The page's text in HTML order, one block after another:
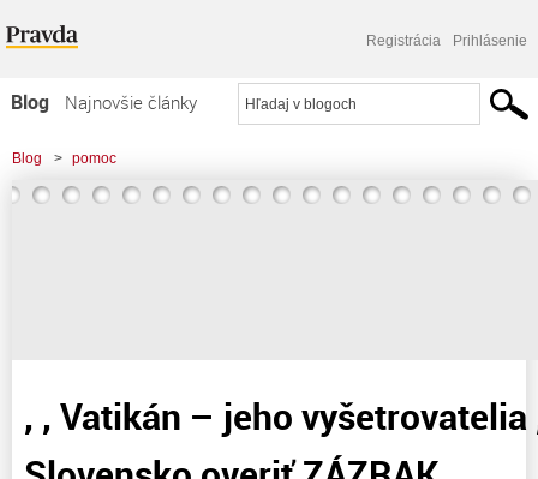
Registrácia Prihlásenie
Blog
Najnovšie články
Najčítanejšie články
Najkomentovanejšie články
Blog > pomoc
> , , Vatikán - jeho vyšetrovatelia , prídu na Slovensko overiť ZÁZRAK "
, , Vatikán – jeho vyšetrovatelia